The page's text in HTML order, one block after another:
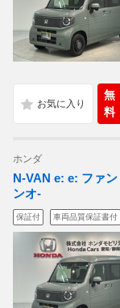
無
料
ホンダ
N-VAN e: e: フ
ンオ-
保証付 車両品質保証書付